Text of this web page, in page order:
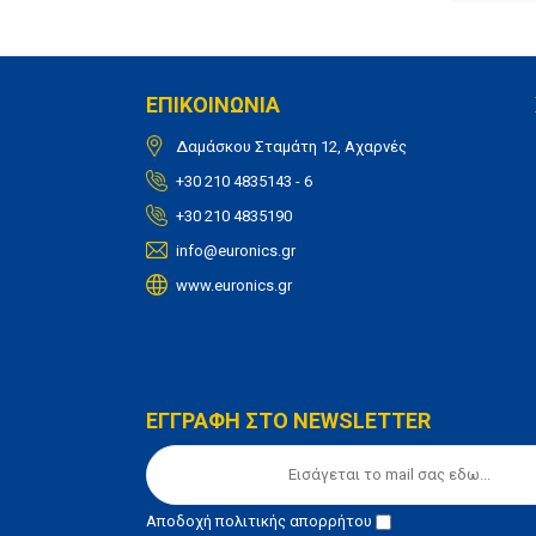
ΕΠΙΚΟΙΝΩΝΙΑ
Δαμάσκου Σταμάτη 12, Αχαρνές
+30 210 4835143 - 6
+30 210 4835190
info@euronics.gr
www.euronics.gr
ΕΓΓΡΑΦΗ ΣΤΟ NEWSLETTER
Αποδοχήπολιτικής απορρήτου